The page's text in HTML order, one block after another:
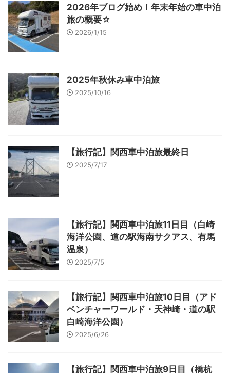
2026年ブログ始め！年末年始の車中泊
旅の概要☆
2026/1/15
2025年秋休み車中泊旅
2025/10/16
【旅行記】関西車中泊旅最終日
2025/7/17
【旅行記】関西車中泊旅11日目（白崎
海洋公園、道の駅海南サクアス、有馬
温泉）
2025/7/5
【旅行記】関西車中泊旅10日目（アド
ベンチャーワールド・天神崎・道の駅
白崎海洋公園）
2025/6/26
【旅行記】関西車中泊旅9日目（橋杭